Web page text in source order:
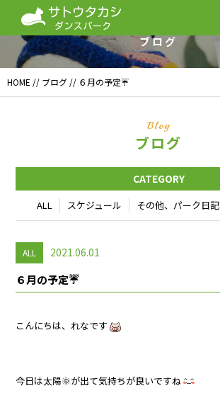
ブログ
HOME // ブログ // ６月の予定☔
Blog
ブログ
CATEGORY
ALL スケジュール その他、パーク日記
ALL 2021.06.01
６月の予定☔
こんにちは、れなです
今日は太陽🌞が出て気持ちが良いですね